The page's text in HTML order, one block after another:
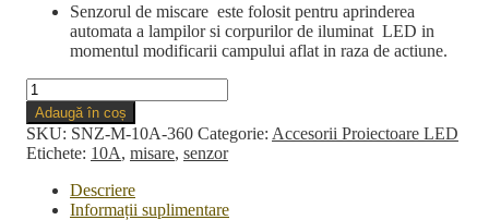
Senzorul de miscare este folosit pentru aprinderea
automata a lampilor si corpurilor de iluminat LED in
momentul modificarii campului aflat in raza de actiune.
Cantitate
Senzor
de
Miscare
10A
360*
Adaugă în coș
SKU: SNZ-M-10A-360 Categorie: Accesorii Proiectoare LED
Etichete: 10A, misare, senzor
Descriere
Informații suplimentare